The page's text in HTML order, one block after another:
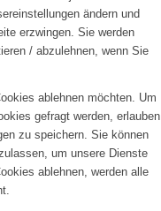
ändern und
erzwingen. Sie werden
/ abzulehnen, wenn Sie
ablehnen möchten. Um
gefragt werden, erlauben
zu speichern. Sie können
um unsere Dienste
ablehnen, werden alle